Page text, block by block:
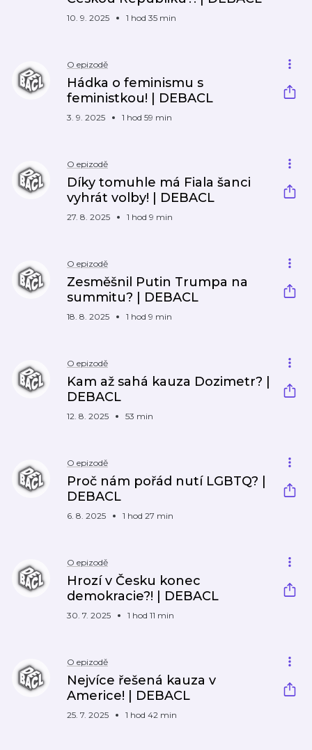
10. 9. 2025 1 hod 35 min
O epizodě
Hádka o feminismu s
feministkou! | DEBACL
3. 9. 2025 1 hod 59 min
O epizodě
Díky tomuhle má Fiala šanci
vyhrát volby! | DEBACL
27. 8. 2025 1 hod 9 min
O epizodě
Zesměšnil Putin Trumpa na
summitu? | DEBACL
18. 8. 2025 1 hod 9 min
O epizodě
Kam až sahá kauza Dozimetr? |
DEBACL
12. 8. 2025 53 min
O epizodě
Proč nám pořád nutí LGBTQ? |
DEBACL
6. 8. 2025 1 hod 27 min
O epizodě
Hrozí v Česku konec
demokracie?! | DEBACL
30. 7. 2025 1 hod 11 min
O epizodě
Nejvíce řešená kauza v
Americe! | DEBACL
25. 7. 2025 1 hod 42 min